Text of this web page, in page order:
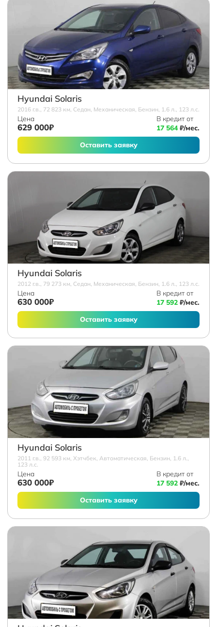
Hyundai Solaris
2016 г.в., 72 823 км, Седан, Механическая, Бензин, 1.6 л., 123 л.с.
Цена
629 000₽
В кредит от
17 564₽/мес.
Оставить заявку
Hyundai Solaris
2012 г.в., 79 273 км, Седан, Механическая, Бензин, 1.6 л., 123 л.с.
Цена
630 000₽
В кредит от
17 592 ₽/мес.
Оставить заявку
Hyundai Solaris
2011 г.в., 92 593 км, Хэтчбек, Автоматическая, Бензин, 1.6 л.,
123 л.с.
Цена
630 000₽
В кредит от
17 592 ₽/мес.
Оставить заявку